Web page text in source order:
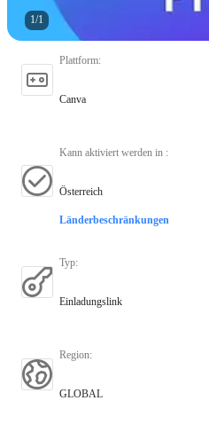
1/1
Plattform:
Canva
Kann aktiviert werden in :
Österreich
Länderbeschränkungen
Typ:
Einladungslink
Region:
GLOBAL